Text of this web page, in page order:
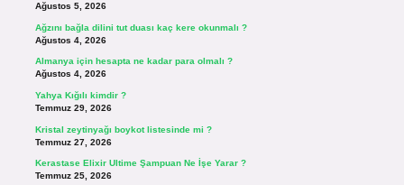
Ağustos 5, 2026
Ağzını bağla dilini tut duası kaç kere okunmalı ?
Ağustos 4, 2026
Almanya için hesapta ne kadar para olmalı ?
Ağustos 4, 2026
Yahya Kığılı kimdir ?
Temmuz 29, 2026
Kristal zeytinyağı boykot listesinde mi ?
Temmuz 27, 2026
Kerastase Elixir Ultime Şampuan Ne İşe Yarar ?
Temmuz 25, 2026